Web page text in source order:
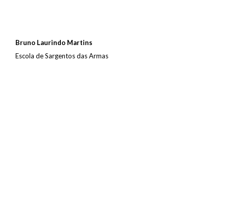
Bruno Laurindo Martins
Escola de Sargentos das Armas